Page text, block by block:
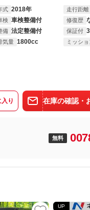
式 2018年 走行距離
検 車検整備付 修復歴
備 法定整備付 保証付
気量 1800cc ミッショ
り 在庫の確認・
無料
UP